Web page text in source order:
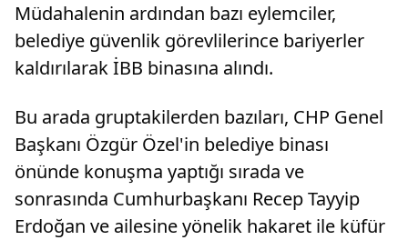
Müdahalenin ardından bazı eylemciler,
belediye güvenlik görevlilerince bariyerler
kaldırılarak İBB binasına alındı.
Bu arada gruptakilerden bazıları, CHP Genel
Başkanı Özgür Özel'in belediye binası
önünde konuşma yaptığı sırada ve
sonrasında Cumhurbaşkanı Recep Tayyip
Erdoğan ve ailesine yönelik hakaret ile küfür